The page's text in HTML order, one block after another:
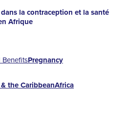
la contraception et la santé
Afrique
Pregnancy
the CaribbeanAfrica